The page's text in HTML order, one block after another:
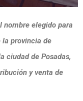
nombre elegido para
provincia de
ciudad de Posadas,
y venta de